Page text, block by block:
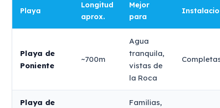
Playa
Longitud
aprox.
Mejor
para
Playa de
Poniente
~700m
Agua
tranquila,
vistas de
la Roca
Playa de
Familias,